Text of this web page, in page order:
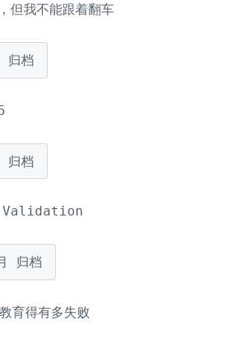
但我不能跟着翻车
归档
归档
Validation
归档
育得有多失败